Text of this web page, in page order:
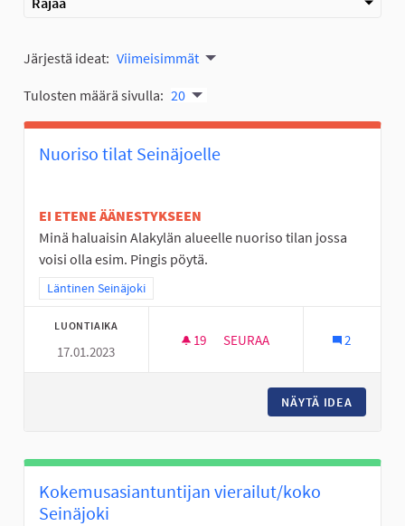
Järjestä ideat: Viimeisimmät
Tulosten määrä sivulla: 20
Nuoriso tilat Seinäjoelle
EI ETENE ÄÄNESTYKSEEN
Minä haluaisin Alakylän alueelle nuoriso tilan jossa
voisi olla esim. Pingis pöytä.
Rajaa tulokset teeman mukaan: Läntinen Seinäjoki
Läntinen Seinäjoki
LUONTIAIKA
17.01.2023
19 19 SEURAAJAA
SEURAA 2
NÄYTÄ IDEA
Kokemusasiantuntijan vierailut/koko
Seinäjoki